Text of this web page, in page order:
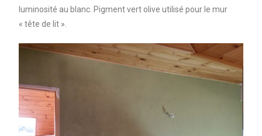
luminosité au blanc. Pigment vert olive utilisé pour le mur
« tête de lit ».